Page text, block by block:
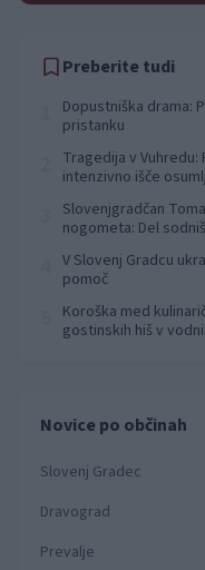
Preberite tudi
Dopustniška drama:
pristanku
Tragedija v
intenzivno išče
Slovenjgradčan
nogometa: Del
V Slovenj Gradcu
pomoč
Koroška med
gostinskih hiš v
Novice po občinah
Slovenj Gradec
Dravograd
Prevalje